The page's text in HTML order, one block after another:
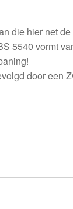
die hier net
5540 vormt
door een